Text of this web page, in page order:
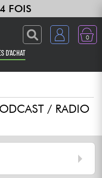
FOIS
0
D'ACHAT
/ RADIO